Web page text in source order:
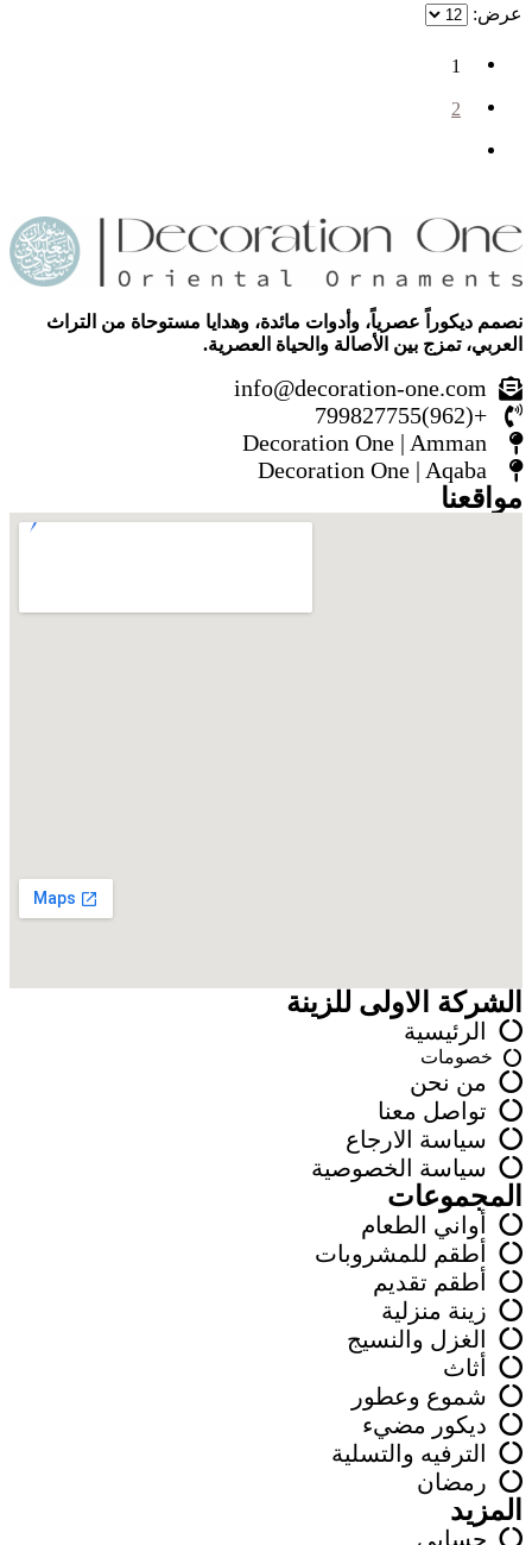
عرض:
1
2
نصمم ديكوراً عصرياً، وأدوات مائدة، وهدايا مستوحاة من التراث
العربي، تمزج بين الأصالة والحياة العصرية.
info@decoration-one.com
+(962)799827755
Decoration One | Amman
Decoration One | Aqaba
مواقعنا
الشركة الاولى للزينة
الرئيسية
خصومات
من نحن
تواصل معنا
سياسة الارجاع
سياسة الخصوصية
المجموعات
أواني الطعام
أطقم للمشروبات
أطقم تقديم
زينة منزلية
الغزل والنسيج
أثاث
شموع وعطور
ديكور مضيء
الترفيه والتسلية
رمضان
المزيد
حسابي